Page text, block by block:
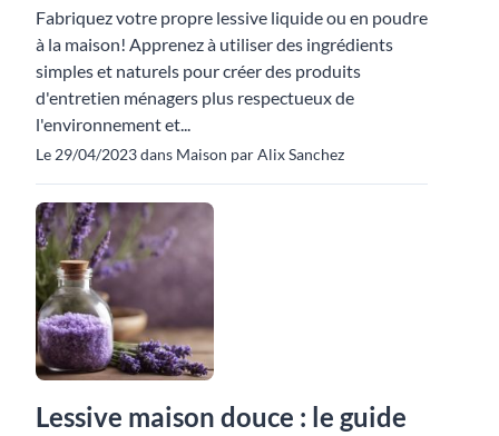
Fabriquez votre propre lessive liquide ou en poudre
à la maison! Apprenez à utiliser des ingrédients
simples et naturels pour créer des produits
d'entretien ménagers plus respectueux de
l'environnement et...
Le 29/04/2023 dans Maison par Alix Sanchez
Lessive maison douce : le guide